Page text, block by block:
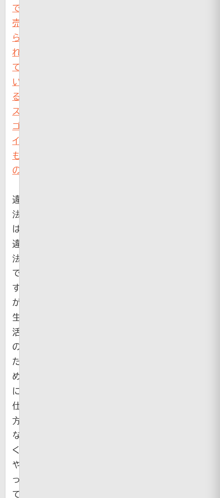
で
売
ら
れ
て
い
る
ス
ゴ
イ
も
の
違
法
は
違
法
で
す
が
生
活
の
た
め
に
仕
方
な
く
や
っ
て